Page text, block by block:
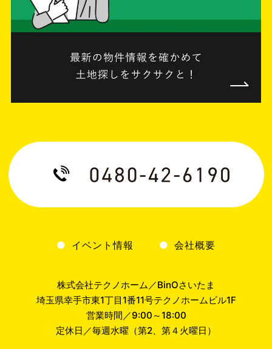
イベント情報 会社概要
株式会社テクノホーム／BinOさいたま
埼玉県幸手市東1丁目1番11号テクノホームビル1F
営業時間／9:00～18:00
定休日／毎週水曜（第2、第４火曜日）